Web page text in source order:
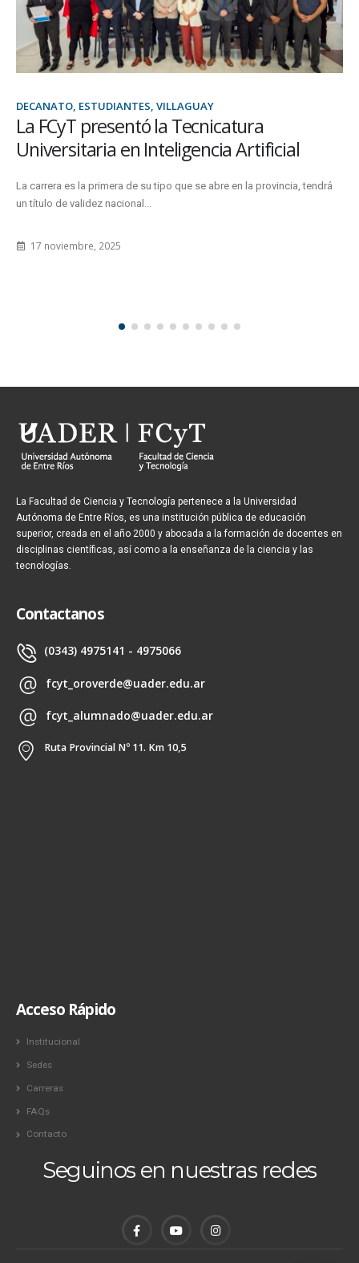
DECANATO, ESTUDIANTES, VILLAGUAY
La FCyT presentó la Tecnicatura
Universitaria en Inteligencia Artificial
La carrera es la primera de su tipo que se abre en la provincia, tendrá
un título de validez nacional...
17 noviembre, 2025
La Facultad de Ciencia y Tecnología pertenece a la Universidad
Autónoma de Entre Ríos, es una institución pública de educación
superior, creada en el año 2000 y abocada a la formación de docentes en
disciplinas científicas, así como a la enseñanza de la ciencia y las
tecnologías.
Contactanos
(0343) 4975141 - 4975066
fcyt_oroverde@uader.edu.ar
fcyt_alumnado@uader.edu.ar
Ruta Provincial Nº 11. Km 10,5
Acceso Rápido
Institucional
Sedes
Carreras
FAQs
Contacto
Seguinos en nuestras redes